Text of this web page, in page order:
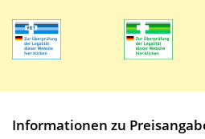
Informationen zu